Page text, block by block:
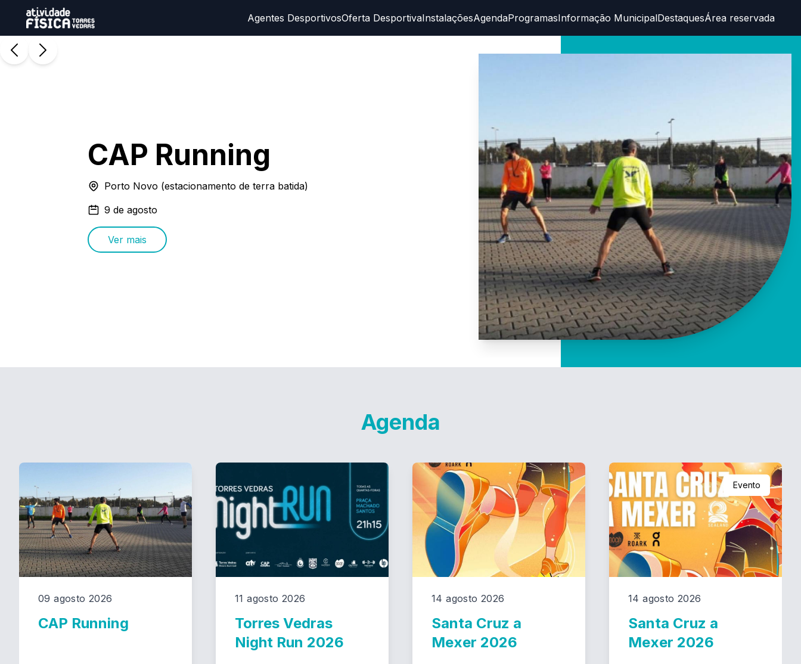
Agentes DesportivosOferta DesportivaInstalaçõesAgendaProgramasInformação MunicipalDestaquesÁrea reservada
CAP Running
Porto Novo (estacionamento de terra batida)
9 de agosto
Ver mais
Agenda
09 agosto 2026
CAP Running
11 agosto 2026
Torres Vedras
Night Run 2026
14 agosto 2026
Santa Cruz a
Mexer 2026
Evento
14 agosto 2026
Santa Cruz a
Mexer 2026